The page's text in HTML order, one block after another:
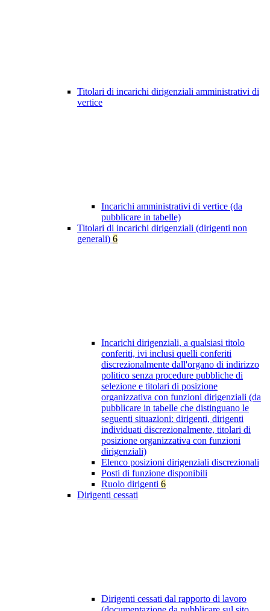
Titolari di incarichi dirigenziali amministrativi di
vertice
Incarichi amministrativi di vertice (da
pubblicare in tabelle)
Titolari di incarichi dirigenziali (dirigenti non
generali) 6
Incarichi dirigenziali, a qualsiasi titolo
conferiti, ivi inclusi quelli conferiti
discrezionalmente dall'organo di indirizzo
politico senza procedure pubbliche di
selezione e titolari di posizione
organizzativa con funzioni dirigenziali (da
pubblicare in tabelle che distinguano le
seguenti situazioni: dirigenti, dirigenti
individuati discrezionalmente, titolari di
posizione organizzativa con funzioni
dirigenziali)
Elenco posizioni dirigenziali discrezionali
Posti di funzione disponibili
Ruolo dirigenti 6
Dirigenti cessati
Dirigenti cessati dal rapporto di lavoro